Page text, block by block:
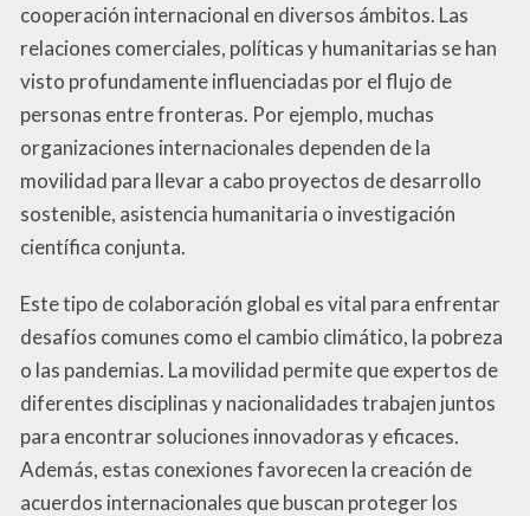
cooperación internacional en diversos ámbitos. Las
relaciones comerciales, políticas y humanitarias se han
visto profundamente influenciadas por el flujo de
personas entre fronteras. Por ejemplo, muchas
organizaciones internacionales dependen de la
movilidad para llevar a cabo proyectos de desarrollo
sostenible, asistencia humanitaria o investigación
científica conjunta.
Este tipo de colaboración global es vital para enfrentar
desafíos comunes como el cambio climático, la pobreza
o las pandemias. La movilidad permite que expertos de
diferentes disciplinas y nacionalidades trabajen juntos
para encontrar soluciones innovadoras y eficaces.
Además, estas conexiones favorecen la creación de
acuerdos internacionales que buscan proteger los